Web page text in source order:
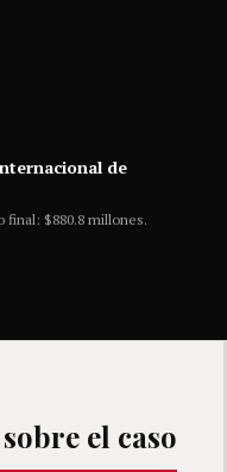
de
final: $880.8 millones.
el caso